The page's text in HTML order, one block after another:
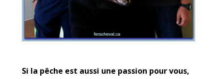
Si la pêche est aussi une passion pour vous,